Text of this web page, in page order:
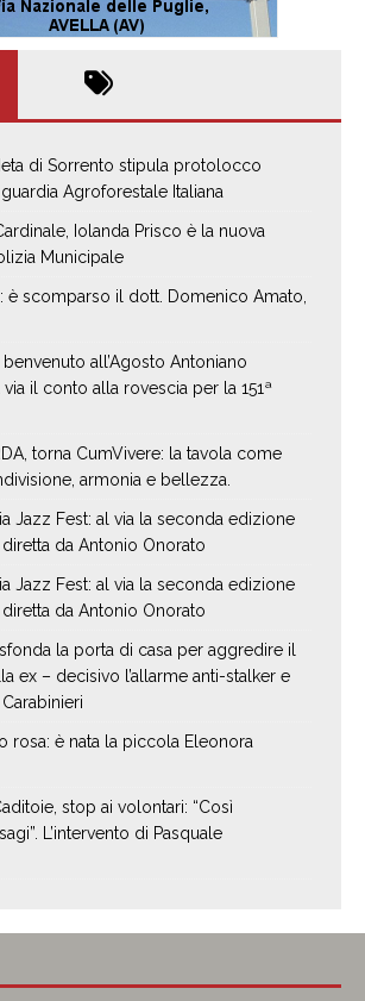
di Sorrento stipula protolocco
Agroforestale Italiana
Iolanda Prisco è la nuova
Municipale
è scomparso il dott. Domenico Amato,
all’Agosto Antoniano
via il conto alla rovescia per la 151ª
torna CumVivere: la tavola come
armonia e bellezza.
Jazz Fest: al via la seconda edizione
da Antonio Onorato
Jazz Fest: al via la seconda edizione
da Antonio Onorato
la porta di casa per aggredire il
ex – decisivo l’allarme anti-stalker e
rosa: è nata la piccola Eleonora
stop ai volontari: “Così
L’intervento di Pasquale